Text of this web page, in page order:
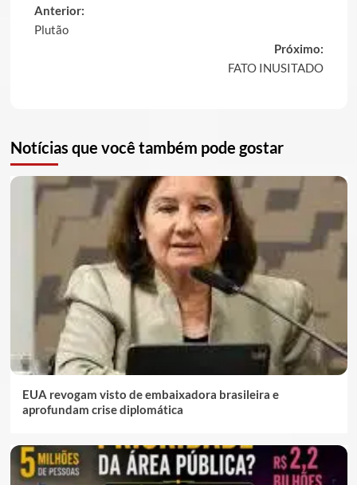
Post
Anterior:
Plutão
Próximo:
FATO INUSITADO
Notícias que você também pode gostar
EUA revogam visto de embaixadora brasileira e
aprofundam crise diplomática